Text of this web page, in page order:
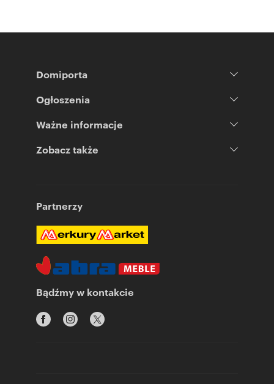
Domiporta
Ogłoszenia
Ważne informacje
Zobacz także
Partnerzy
Bądźmy w kontakcie